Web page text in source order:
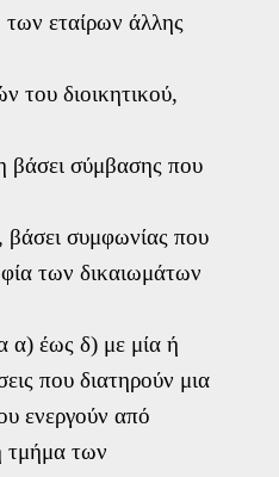
εταίρων άλλης
του διοικητικού,
βάσει σύμβασης που
βάσει συμφωνίας που
των δικαιωμάτων
α) έως δ) με μία ή
που διατηρούν μια
ενεργούν από
τμήμα των